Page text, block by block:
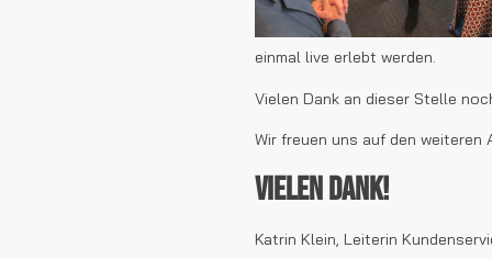
einmal live erlebt werden.
Vielen Dank an dieser Stelle
Wir freuen uns auf den weiteren
Vielen Dank!
Katrin Klein, Leiterin